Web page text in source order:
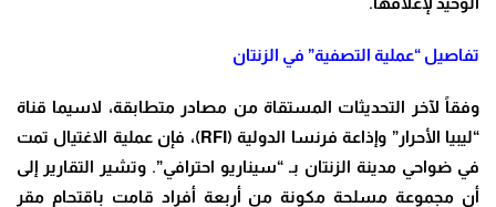
تفاصيل “عملية التصفية” في الزنتان
وفقاً لآخر التحديثات المستقاة من مصادر متطابقة، لاسيما قناة
“ليبيا الأحرار” وإذاعة فرنسا الدولية (RFI)، فإن عملية الاغتيال تمت
في ضواحي مدينة الزنتان بـ “سيناريو احترافي”. وتشير التقارير إلى
أن مجموعة مسلحة مكونة من أربعة أفراد قامت باقتحام مقر